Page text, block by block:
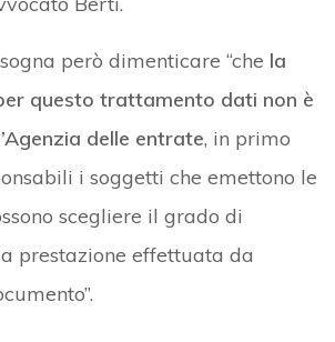
però dimenticare “che la
questo trattamento dati non è
delle entrate, in primo
i soggetti che emettono le
scegliere il grado di
prestazione effettuata da